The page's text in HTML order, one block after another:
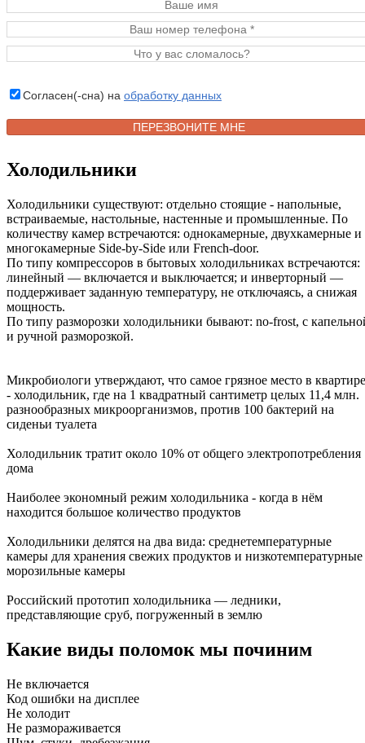
Согласен(-сна) на обработку данных
Холодильники
Холодильники существуют: отдельно стоящие - напольные,
встраиваемые, настольные, настенные и промышленные. По
количеству камер встречаются: однокамерные, двухкамерные и
многокамерные Side-by-Side или French-door.
По типу компрессоров в бытовых холодильниках встречаются:
линейный — включается и выключается; и инверторный —
поддерживает заданную температуру, не отключаясь, а снижая
мощность.
По типу разморозки холодильники бывают: no-frost, с
и ручной разморозкой.
Микробиологи утверждают, что самое грязное место в квартире
- холодильник, где на 1 квадратный сантиметр целых 11,4 млн.
разнообразных микроорганизмов, против 100 бактерий на
сиденьи туалета
Холодильник тратит около 10% от общего электропотребления
дома
Наиболее экономный режим холодильника - когда в нём
находится большое количество продуктов
Холодильники делятся на два вида: среднетемпературные
камеры для хранения свежих продуктов и низкотемпературные
морозильные камеры
Российский прототип холодильника — ледники,
представляющие сруб, погруженный в землю
Какие виды поломок мы починим
Не включается
Код ошибки на дисплее
Не холодит
Не размораживается